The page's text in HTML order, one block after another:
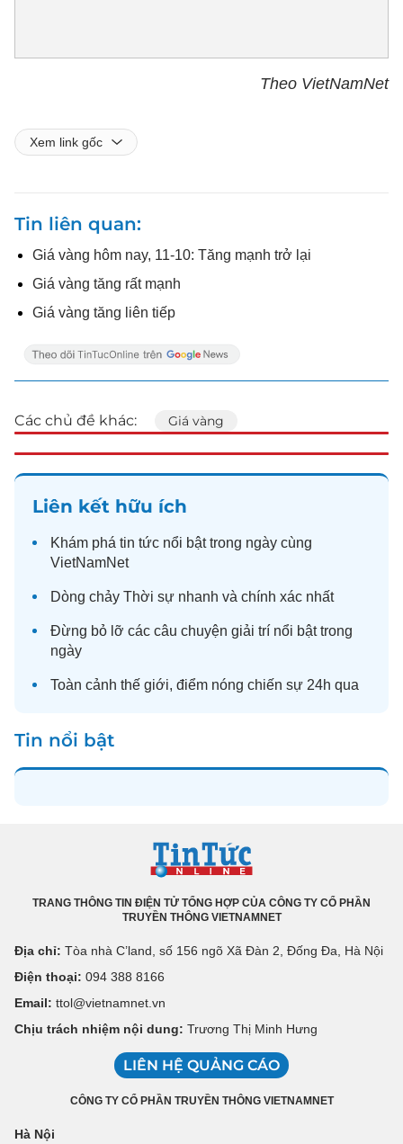
Theo VietNamNet
Xem link gốc
Tin liên quan
Giá vàng hôm nay, 11-10: Tăng mạnh trở lại
Giá vàng tăng rất mạnh
Giá vàng tăng liên tiếp
Các chủ đề khác: Giá vàng
Liên kết hữu ích
Khám phá tin tức nổi bật trong ngày cùng
VietNamNet
Dòng chảy Thời sự nhanh và chính xác nhất
Đừng bỏ lỡ các câu chuyện giải trí nổi bật trong
ngày
Toàn cảnh thế giới, điểm nóng chiến sự 24h qua
Tin nổi bật
TRANG THÔNG TIN ĐIỆN TỬ TỔNG HỢP CỦA CÔNG TY CỔ PHẦN
TRUYỀN THÔNG VIETNAMNET
Địa chỉ: Tòa nhà C’land, số 156 ngõ Xã Đàn 2, Đống Đa, Hà Nội
Điện thoại: 094 388 8166
Email: ttol@vietnamnet.vn
Chịu trách nhiệm nội dung: Trương Thị Minh Hưng
LIÊN HỆ QUẢNG CÁO
CÔNG TY CỔ PHẦN TRUYỀN THÔNG VIETNAMNET
Hà Nội